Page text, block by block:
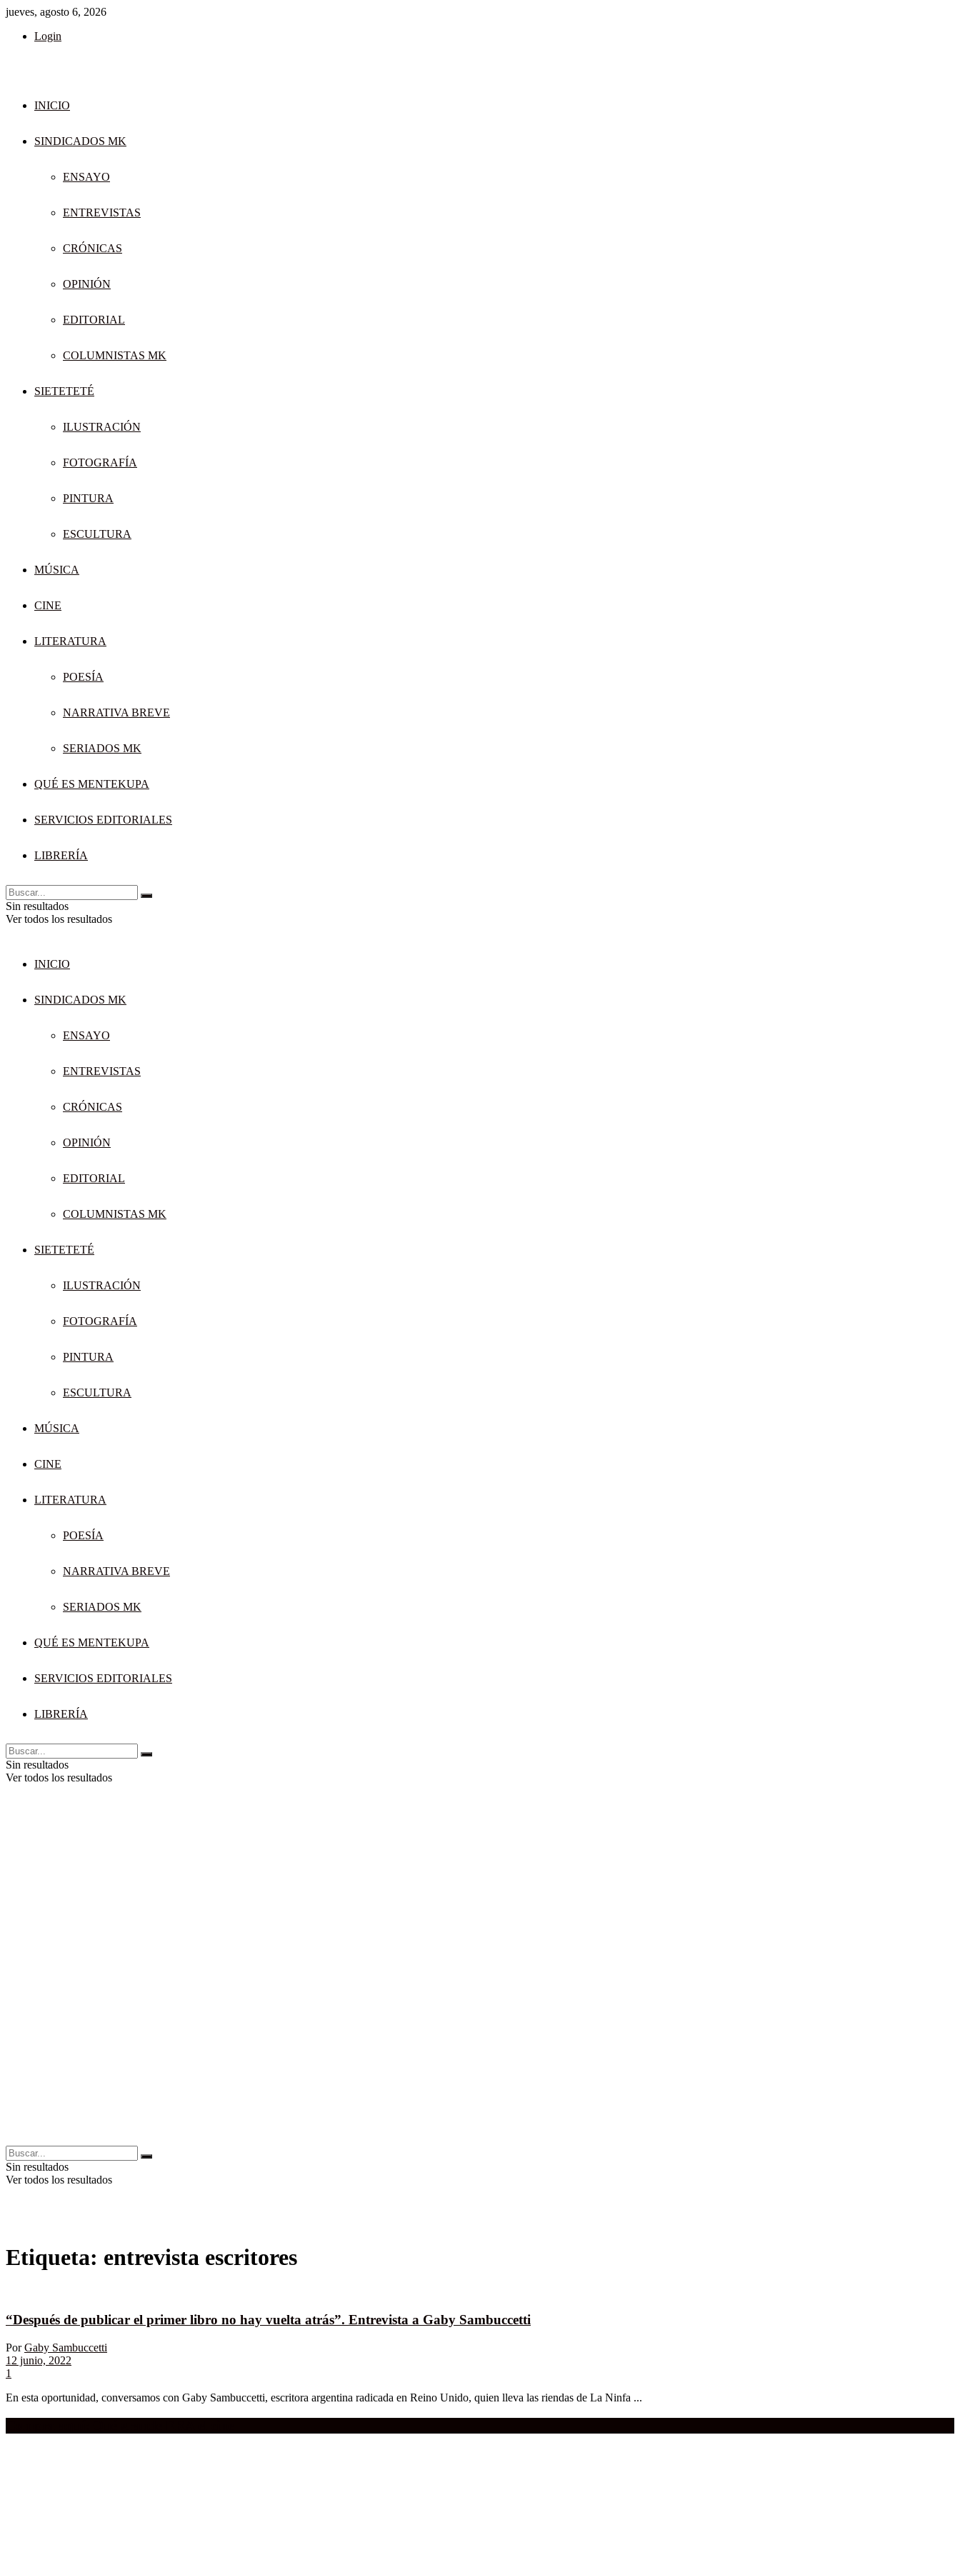
jueves, agosto 6, 2026
Login
INICIO
SINDICADOS MK
ENSAYO
ENTREVISTAS
CRÓNICAS
OPINIÓN
EDITORIAL
COLUMNISTAS MK
SIETETETÉ
ILUSTRACIÓN
FOTOGRAFÍA
PINTURA
ESCULTURA
MÚSICA
CINE
LITERATURA
POESÍA
NARRATIVA BREVE
SERIADOS MK
QUÉ ES MENTEKUPA
SERVICIOS EDITORIALES
LIBRERÍA
Sin resultados
Ver todos los resultados
INICIO
SINDICADOS MK
ENSAYO
ENTREVISTAS
CRÓNICAS
OPINIÓN
EDITORIAL
COLUMNISTAS MK
SIETETETÉ
ILUSTRACIÓN
FOTOGRAFÍA
PINTURA
ESCULTURA
MÚSICA
CINE
LITERATURA
POESÍA
NARRATIVA BREVE
SERIADOS MK
QUÉ ES MENTEKUPA
SERVICIOS EDITORIALES
LIBRERÍA
Sin resultados
Ver todos los resultados
Sin resultados
Ver todos los resultados
Etiqueta: entrevista escritores
“Después de publicar el primer libro no hay vuelta atrás”. Entrevista a Gaby Sambuccetti
Por Gaby Sambuccetti
12 junio, 2022
1
En esta oportunidad, conversamos con Gaby Sambuccetti, escritora argentina radicada en Reino Unido, quien lleva las riendas de La Ninfa ...